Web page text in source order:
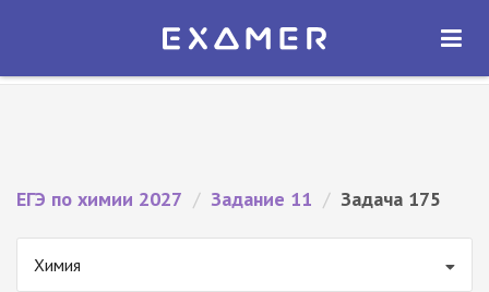
Экзамер — ЕГЭ 2027
ОТКРЫТЬ
ЕГЭ по химии 2027 / Задание 11 / Задача 175
Химия